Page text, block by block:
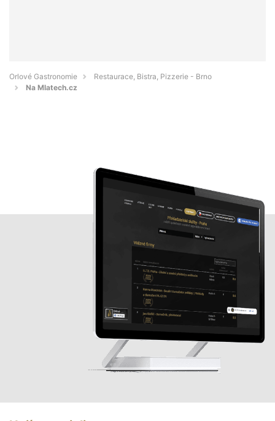
Orlové Gastronomie
Restaurace, Bistra, Pizzerie - Brno
Na Mlatech.cz